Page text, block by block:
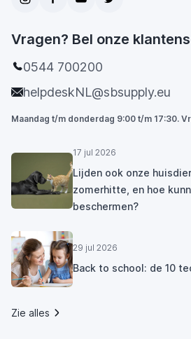
Vragen? Bel onze
0544 700200
helpdeskNL@sbsupply.eu
Maandag t/m donderdag 9:00 t/m 17:30.
17 jul 2026
Lijden ook onze
zomerhitte, en hoe
beschermen?
29 jul 2026
Back to school: de 10
Zie alles